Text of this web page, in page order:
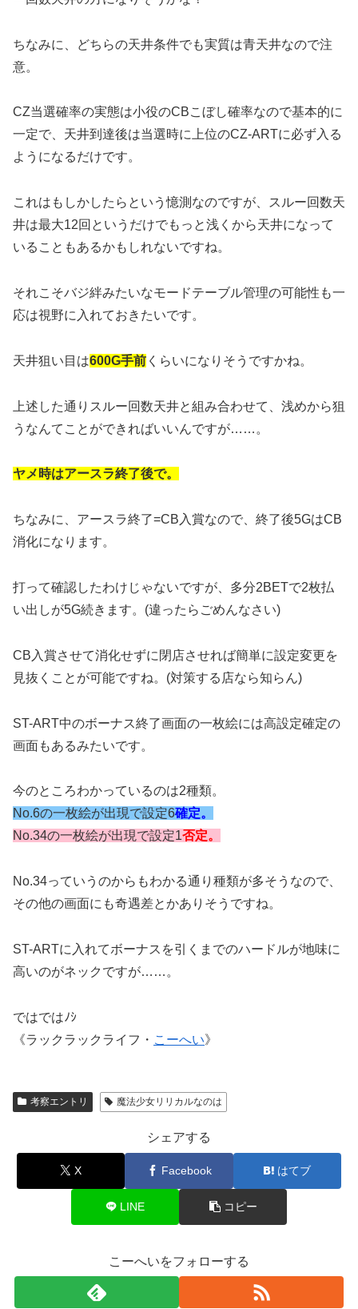
ちなみに、どちらの天井条件でも実質は青天井なので注
意。
CZ当選確率の実態は小役のCBこぼし確率なので基本的に
一定で、天井到達後は当選時に上位のCZ-ARTに必ず入る
ようになるだけです。
これはもしかしたらという憶測なのですが、スルー回数天
井は最大12回というだけでもっと浅くから天井になって
いることもあるかもしれないですね。
それこそバジ絆みたいなモードテーブル管理の可能性も一
応は視野に入れておきたいです。
天井狙い目は600G手前 くらいになりそうですかね。
上述した通りスルー回数天井と組み合わせて、浅めから狙
うなんてことができればいいんですが……。
ヤメ時はアースラ終了後で。
ちなみに、アースラ終了=CB入賞なので、終了後5GはCB
消化になります。
打って確認したわけじゃないですが、多分2BETで2枚払
い出しが5G続きます。(違ったらごめんなさい)
CB入賞させて消化せずに閉店させれば簡単に設定変更を
見抜くことが可能ですね。(対策する店なら知らん)
ST-ART中のボーナス終了画面の一枚絵には高設定確定の
画面もあるみたいです。
今のところわかっているのは2種類。
No.6の一枚絵が出現で設定6確定。
No.34の一枚絵が出現で設定1否定。
No.34っていうのからもわかる通り種類が多そうなので、
その他の画面にも奇遇差とかありそうですね。
ST-ARTに入れてボーナスを引くまでのハードルが地味に
高いのがネックですが……。
ではではﾉｼ
《ラックラックライフ・ こーへい》
考察エントリ 魔法少女リリカルなのは
シェアする
X Facebook はてブ
LINE コピー
こーへいをフォローする